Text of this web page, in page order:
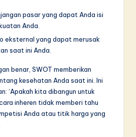
pasar yang dapat Anda isi
Anda.
eksternal yang dapat merusak
saat ini Anda.
benar, SWOT memberikan
kesehatan Anda saat ini. Ini
‘Apakah kita dibangun untuk
inheren tidak memberi tahu
Anda atau titik harga yang